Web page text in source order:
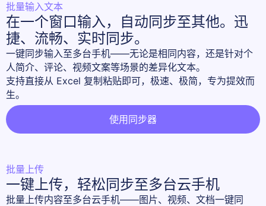
批量输入文本
在一个窗口输入，自动同步至其他。迅
捷、流畅、实时同步。
一键同步输入至多台手机——无论是相同内容，还是针对个
人简介、评论、视频文案等场景的差异化文本。
支持直接从 Excel 复制粘贴即可，极速、极简，专为提效而
生。
使用同步器
批量上传
一键上传，轻松同步至多台云手机
批量上传内容至多台云手机——图片、视频、文档一键同